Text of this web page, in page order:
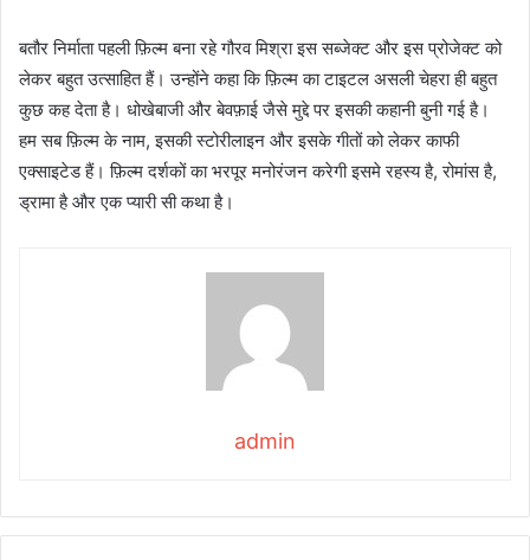
बतौर निर्माता पहली फ़िल्म बना रहे गौरव मिश्रा इस सब्जेक्ट और इस प्रोजेक्ट को
लेकर बहुत उत्साहित हैं। उन्होंने कहा कि फ़िल्म का टाइटल असली चेहरा ही बहुत
कुछ कह देता है। धोखेबाजी और बेवफ़ाई जैसे मुद्दे पर इसकी कहानी बुनी गई है।
हम सब फ़िल्म के नाम, इसकी स्टोरीलाइन और इसके गीतों को लेकर काफी
एक्साइटेड हैं। फ़िल्म दर्शकों का भरपूर मनोरंजन करेगी इसमे रहस्य है, रोमांस है,
ड्रामा है और एक प्यारी सी कथा है।
admin